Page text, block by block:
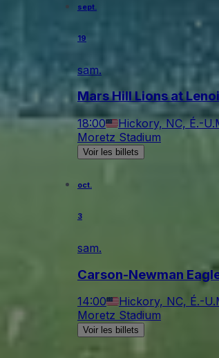
sept.
19
sam.
Mars Hill Lions at
18:00 Hickory, NC, É.-U.
Moretz Stadium
Voir les billets
oct.
3
sam.
Carson-Newman
14:00 Hickory, NC, É.-U.
Moretz Stadium
Voir les billets